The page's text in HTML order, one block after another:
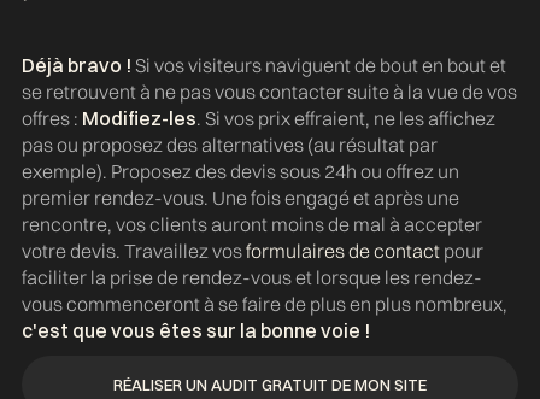
Déjà bravo ! Si vos visiteurs naviguent de bout en bout et
se retrouvent à ne pas vous contacter suite à la vue de vos
offres : Modifiez-les. Si vos prix effraient, ne les affichez
pas ou proposez des alternatives (au résultat par
exemple). Proposez des devis sous 24h ou offrez un
premier rendez-vous. Une fois engagé et après une
rencontre, vos clients auront moins de mal à accepter
votre devis. Travaillez vosformulaires de contact pour
faciliter la prise de rendez-vous et lorsque les rendez-
vous commenceront à se faire de plus en plus nombreux,
c'est que vous êtes sur la bonne voie !
RÉALISER UN AUDIT GRATUIT DE MON SITE